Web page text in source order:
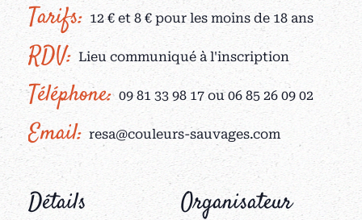
Tarifs: 12 € et 8 € pour les moins de 18 ans
RDV: Lieu communiqué à l'inscription
Téléphone: 09 81 33 98 17 ou 06 85 26 09 02
Email: resa@couleurs-sauvages.com
Détails Organisateur